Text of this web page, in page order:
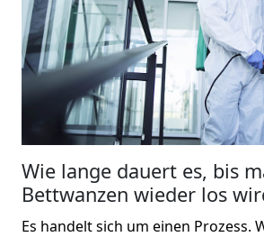
Wie lange dauert es, bis
Bettwanzen wieder los
Es handelt sich um einen Prozess.